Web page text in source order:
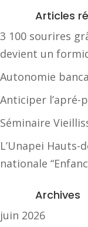
Articles
3 100 sourires
devient un
Autonomie
Anticiper l’apré-
Séminaire
L’Unapei Hauts-
nationale
Archives
juin 2026